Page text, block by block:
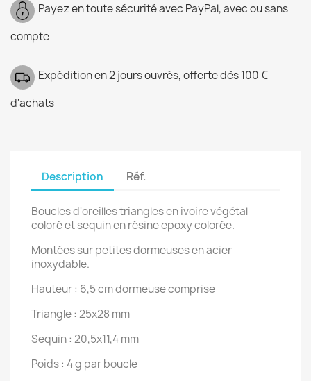
Payez en toute sécurité avec PayPal, avec ou sans
compte
Expédition en 2 jours ouvrés, offerte dès 100 €
d'achats
Description Réf.
Boucles d'oreilles triangles en ivoire végétal
coloré et sequin en résine epoxy colorée.
Montées sur petites dormeuses en acier
inoxydable.
Hauteur : 6,5 cm dormeuse comprise
Triangle : 25x28 mm
Sequin : 20,5x11,4 mm
Poids : 4 g par boucle